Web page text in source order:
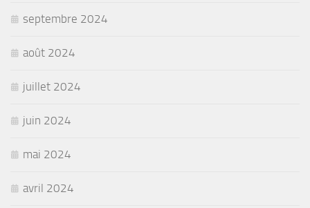
septembre 2024
août 2024
juillet 2024
juin 2024
mai 2024
avril 2024